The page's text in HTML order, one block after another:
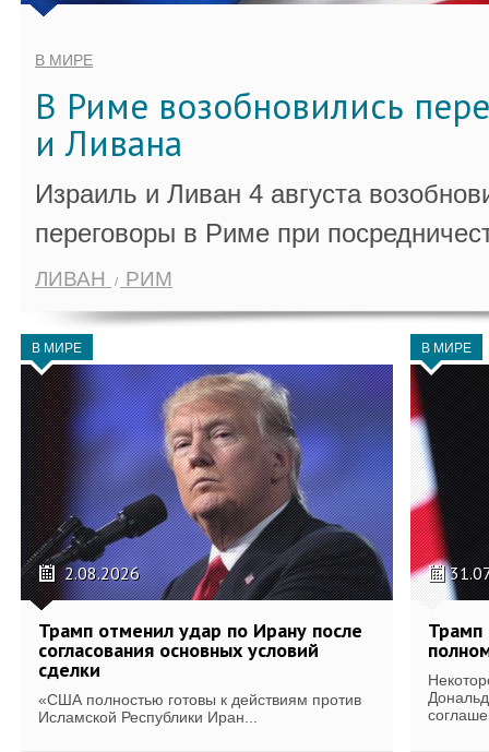
В МИРЕ
В Риме возобновились
и Ливана
Израиль и Ливан 4 августа
переговоры в Риме при
ЛИВАН РИМ
В МИРЕ
2.08.2026
Трамп отменил удар по Ирану после
согласования основных условий
сделки
«США полностью готовы к действиям против
Исламской Республики Иран...
В МИРЕ
Трамп